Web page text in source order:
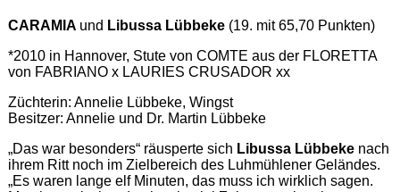
CARAMIA und Libussa Lübbeke(19. mit 65,70 Punkten)
*2010 in Hannover, Stute von COMTE aus der FLORETTA
von FABRIANO x LAURIES CRUSADOR xx
Züchterin: Annelie Lübbeke, Wingst
Besitzer: Annelie und Dr. Martin Lübbeke
„Das war besonders“ räusperte sich Libussa Lübbekenach
ihrem Ritt noch im Zielbereich des Luhmühlener Geländes.
„Es waren lange elf Minuten, das muss ich wirklich sagen.